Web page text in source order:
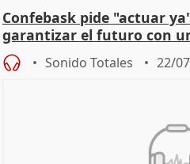
Confebask pide "actuar
garantizar el futuro con
Sonido Totales 22/